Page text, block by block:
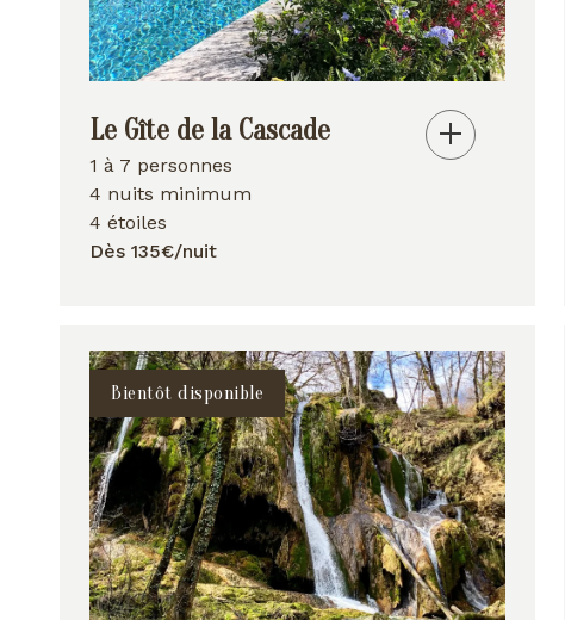
Le Gîte de la Cascade
1 à 7 personnes
4 nuits minimum
4 étoiles
Dès 135€/nuit
Bientôt disponible